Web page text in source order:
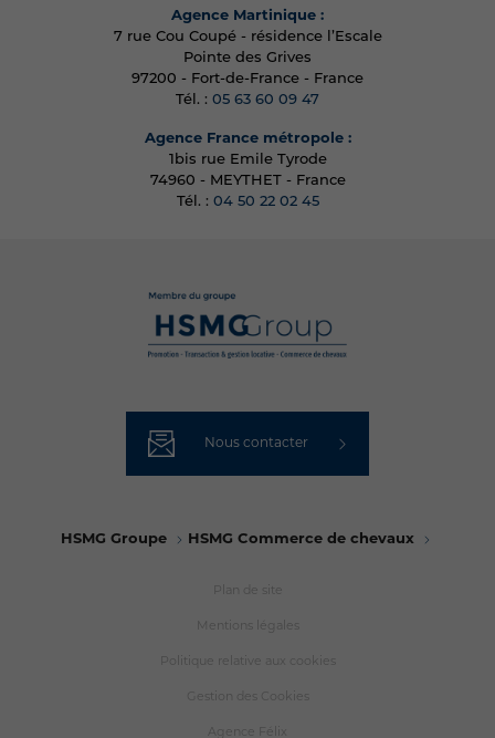
Agence Martinique :
7 rue Cou Coupé - résidence l’Escale
Pointe des Grives
97200 - Fort-de-France - France
Tél. : 05 63 60 09 47
Agence France métropole :
1bis rue Emile Tyrode
74960 - MEYTHET - France
Tél. : 04 50 22 02 45
HSMG Groupe HSMG Commerce de chevaux
Nous contacter
Plan de site
Mentions légales
Politique relative aux cookies
Gestion des Cookies
Agence Félix